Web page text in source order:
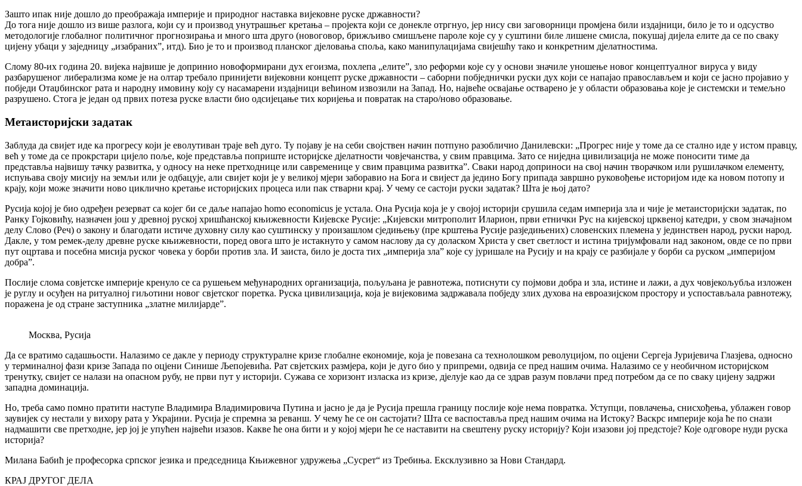
Зашто ипак није дошло до преображаја империје и природног наставка вијековне руске државности?
До тога није дошло из више разлога, који су и производ унутрашњег кретања – пројекта који се донекле отргнуо, јер нису сви заговорници промјена били издајници, било је то и одсуство
методологије глобалног политичног прогнозирања и много шта друго (новоговор, брижљиво смишљене пароле које су у суштини биле лишене смисла, покушај дијела елите да се по сваку
цијену убаци у заједницу „изабраних”, итд). Био је то и производ планског дјеловања споља, како манипулацијама свијешћу тако и конкретним дјелатностима.
Слому 80-их година 20. вијека највише је допринио новоформирани дух егоизма, похлепа „елите”, зло реформи које су у основи значиле уношење новог концептуалног вируса у виду
разбарушеног либерализма коме је на олтар требало принијети вијековни концепт руске државности – саборни побједнички руски дух који се напајао православљем и који се јасно пројавио у
побједи Отаџбинског рата и народну имовину коју су насамарени издајници већином извозили на Запад. Но, највеће освајање остварено је у области образовања које је системски и темељно
разрушено. Стога је један од првих потеза руске власти био одсијецање тих коријења и повратак на старо/ново образовање.
Метаисторијски задатак
Заблуда да свијет иде ка прогресу који је еволутиван траје већ дуго. Ту појаву је на себи својствен начин потпуно разобличио Данилевски: „Прогрес није у томе да се стално иде у истом правцу,
већ у томе да се прокрстари цијело поље, које представља поприште историјске дјелатности човјечанства, у свим правцима. Зато се ниједна цивилизација не може поносити тиме да
представља највишу тачку развитка, у односу на неке претходнице или савременице у свим правцима развитка”. Сваки народ доприноси на свој начин творачком или рушилачком елементу,
испуњава своју мисију на земљи или је одбацује, али свијет који је у великој мјери заборавио на Бога и свијест да једино Богу припада завршно руковођење историјом иде ка новом потопу и
крају, који може значити ново циклично кретање историјских процеса или пак стварни крај. У чему се састоји руски задатак? Шта је њој дато?
Русија којој је био одређен резерват са којег би се даље напајао homo economicus је устала. Она Русија која је у својој историји срушила седам империја зла и чије је метаисторијски задатак, по
Ранку Гојковићу, назначен још у древној руској хришћанској књижевности Кијевске Русије: „Кијевски митрополит Иларион, први етнички Рус на кијевској црквеној катедри, у свом значајном
делу Слово (Реч) о закону и благодати истиче духовну силу као суштинску у произашлом сједињењу (пре крштења Русије разједињених) словенских племена у јединствен народ, руски народ.
Дакле, у том ремек-делу древне руске књижевности, поред овога што је истакнуто у самом наслову да су доласком Христа у свет светлост и истина тријумфовали над законом, овде се по први
пут оцртава и посебна мисија руског човека у борби против зла. И заиста, било је доста тих „империја зла” које су јуришале на Русију и на крају се разбијале у борби са руском „империјом
добра”.
Послије слома совјетске империје кренуло се са рушењем међународних организација, пољуљана је равнотежа, потиснути су појмови добра и зла, истине и лажи, а дух човјекољубља изложен
је руглу и осуђен на ритуалној гиљотини новог свјетског поретка. Руска цивилизација, која је вијековима задржавала побједу злих духова на евроазијском простору и успостављала равнотежу,
поражена је од стране заступника „златне милијарде”.
Москва, Русија
Да се вратимо садашњости. Налазимо се дакле у периоду структуралне кризе глобалне економије, која је повезана са технолошком револуцијом, по оцјени Сергеја Јуријевича Глазјева, односно
у терминалној фази кризе Запада по оцјени Синише Љепојевића. Рат свјетских размјера, који је дуго био у припреми, одвија се пред нашим очима. Налазимо се у необичном историјском
тренутку, свијет се налази на опасном рубу, не први пут у историји. Сужава се хоризонт изласка из кризе, дјелује као да се здрав разум повлачи пред потребом да се по сваку цијену задржи
западна доминација.
Но, треба само помно пратити наступе Владимира Владимировича Путина и јасно је да је Русија прешла границу послије које нема повратка. Уступци, повлачења, снисхођења, ублажен говор
заувијек су нестали у вихору рата у Украјини. Русија је спремна за реванш. У чему ће се он састојати? Шта се васпоставља пред нашим очима на Истоку? Васкрс империје која ће по снази
надмашити све претходне, јер јој је упућен највећи изазов. Какве ће она бити и у којој мјери ће се наставити на свештену руску историју? Који изазови јој предстоје? Које одговоре нуди руска
историја?
Милана Бабић је професорка српског језика и председница Књижевног удружења „Сусрет“ из Требиња. Ексклузивно за Нови Стандард.
КРАЈ ДРУГОГ ДЕЛА